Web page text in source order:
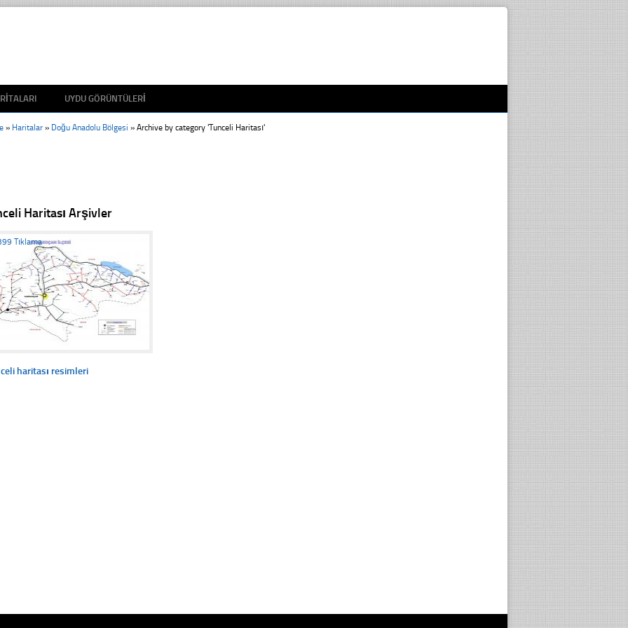
UYDU GÖRÜNTÜLERI
» Haritalar » Doğu Anadolu Bölgesi »Archive by category 'Tunceli Haritası'
Haritası Arşivler
Tıklama
haritası resimleri